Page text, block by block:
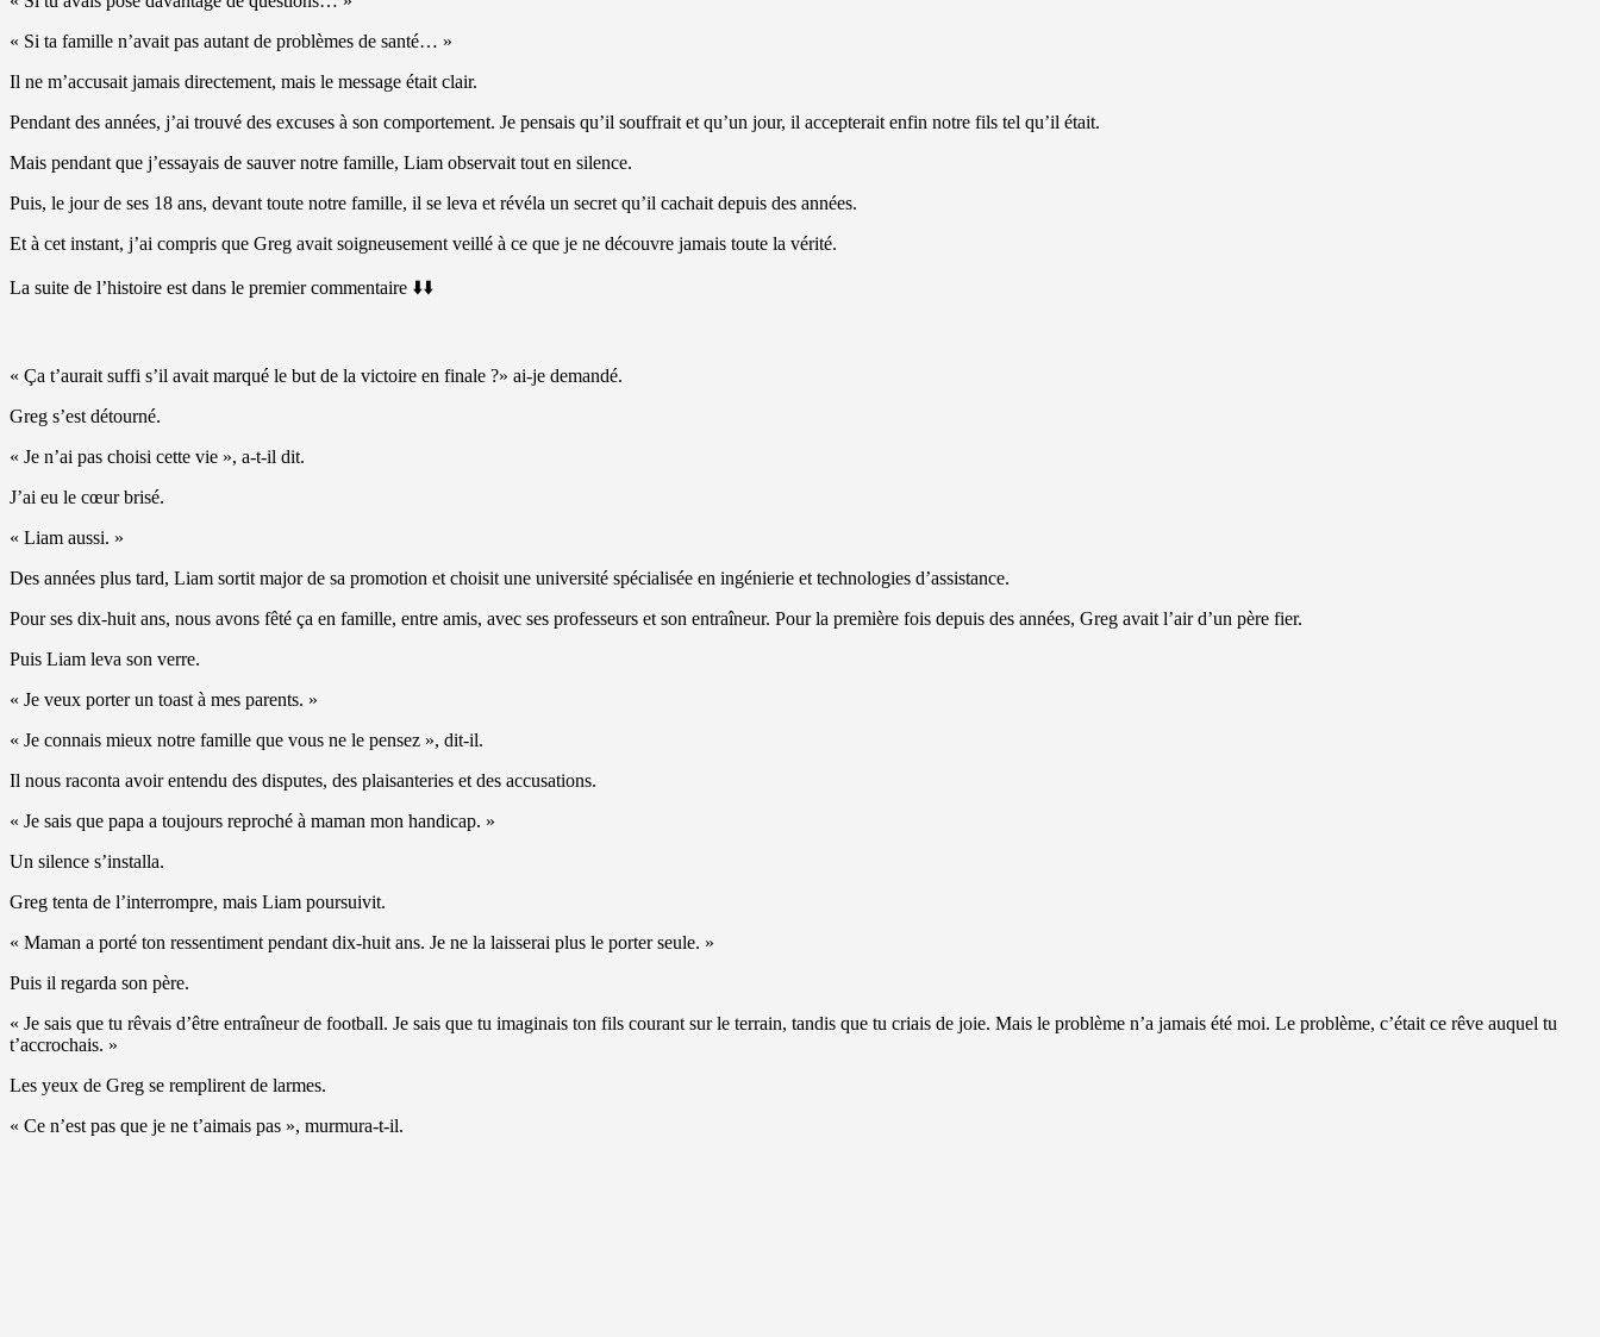
« Si ta famille n’avait pas autant de problèmes de santé… »
Il ne m’accusait jamais directement, mais le message était clair.
Pendant des années, j’ai trouvé des excuses à son comportement. Je pensais qu’il souffrait et qu’un jour, il accepterait enfin notre fils tel qu’il était.
Mais pendant que j’essayais de sauver notre famille, Liam observait tout en silence.
Puis, le jour de ses 18 ans, devant toute notre famille, il se leva et révéla un secret qu’il cachait depuis des années.
Et à cet instant, j’ai compris que Greg avait soigneusement veillé à ce que je ne découvre jamais toute la vérité.
La suite de l’histoire est dans le premier commentaire ⬇️⬇️
« Ça t’aurait suffi s’il avait marqué le but de la victoire en finale ?» ai-je demandé.
Greg s’est détourné.
« Je n’ai pas choisi cette vie », a-t-il dit.
J’ai eu le cœur brisé.
« Liam aussi. »
Des années plus tard, Liam sortit major de sa promotion et choisit une université spécialisée en ingénierie et technologies d’assistance.
Pour ses dix-huit ans, nous avons fêté ça en famille, entre amis, avec ses professeurs et son entraîneur. Pour la première fois depuis des années, Greg avait l’air d’un père fier.
Puis Liam leva son verre.
« Je veux porter un toast à mes parents. »
« Je connais mieux notre famille que vous ne le pensez », dit-il.
Il nous raconta avoir entendu des disputes, des plaisanteries et des accusations.
« Je sais que papa a toujours reproché à maman mon handicap. »
Un silence s’installa.
Greg tenta de l’interrompre, mais Liam poursuivit.
« Maman a porté ton ressentiment pendant dix-huit ans. Je ne la laisserai plus le porter seule. »
Puis il regarda son père.
« Je sais que tu rêvais d’être entraîneur de football. Je sais que tu imaginais ton fils courant sur le terrain, tandis que tu criais de joie. Mais le problème n’a jamais été moi. Le problème, c’était ce rêve auquel tu
t’accrochais. »
Les yeux de Greg se remplirent de larmes.
« Ce n’est pas que je ne t’aimais pas », murmura-t-il.